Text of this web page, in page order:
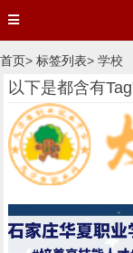
首页> 标签列表> 学校
以下是都含有